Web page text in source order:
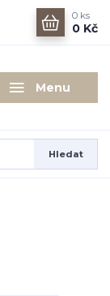
Menu
Hledat
0 ks
0 Kč